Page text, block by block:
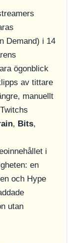
Demand) i 14
ögonblick
av tittare
manuellt
, Bits,
i
en
och Hype
utan